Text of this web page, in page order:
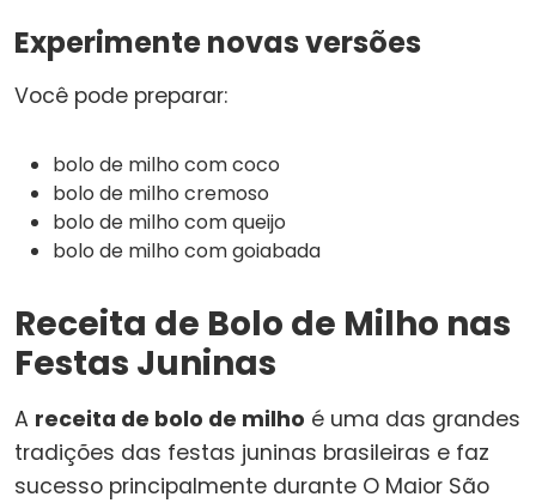
Experimente novas versões
Você pode preparar:
bolo de milho com coco
bolo de milho cremoso
bolo de milho com queijo
bolo de milho com goiabada
Receita de Bolo de Milho nas
Festas Juninas
A receita de bolo de milho é uma das grandes
tradições das festas juninas brasileiras e faz
sucesso principalmente durante O Maior São